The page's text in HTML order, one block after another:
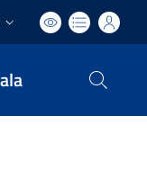
attiva: